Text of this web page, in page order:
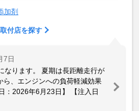
加剤
付店を探す
7日
なります。 夏期は長距離走行が
ら、エンジンへの負荷軽減効果
：2026年6月23日】 【注入日